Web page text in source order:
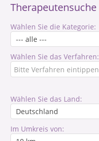
Therapeutensuche
Wählen Sie die Kategorie:
Wählen Sie das Verfahren:
Wählen Sie das Land:
Im Umkreis von: